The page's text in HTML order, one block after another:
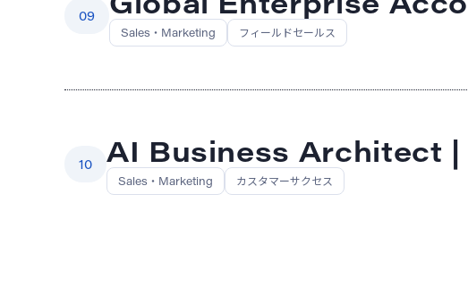
09
Sales・Marketing フィールドセールス
10 AI Business Architect |
Sales・Marketing カスタマーサクセス